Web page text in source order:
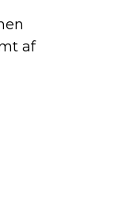
af